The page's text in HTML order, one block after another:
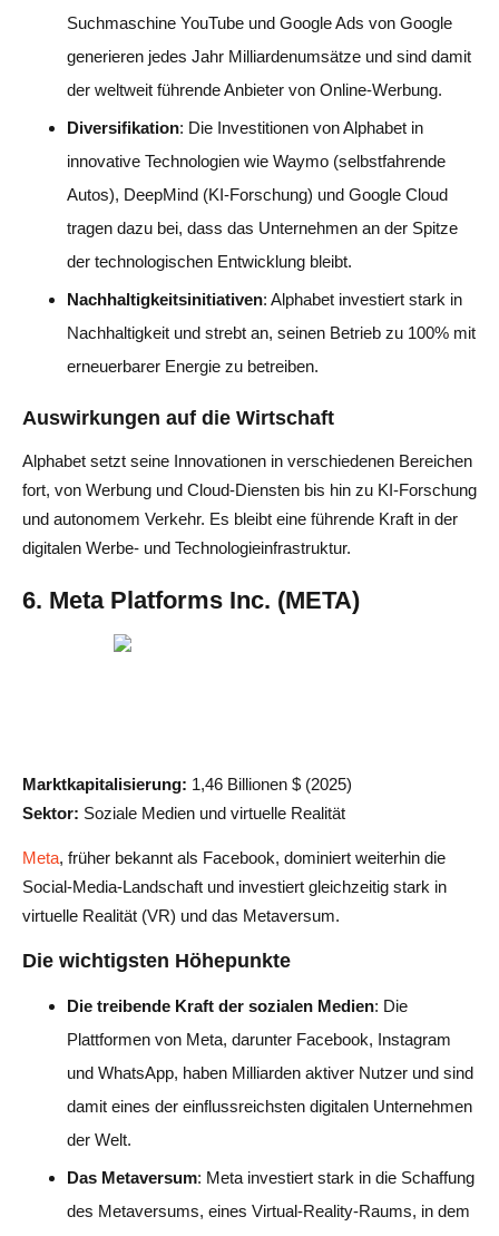
Suchmaschine YouTube und Google Ads von Google
generieren jedes Jahr Milliardenumsätze und sind damit
der weltweit führende Anbieter von Online-Werbung.
Diversifikation: Die Investitionen von Alphabet in
innovative Technologien wie Waymo (selbstfahrende
Autos), DeepMind (KI-Forschung) und Google Cloud
tragen dazu bei, dass das Unternehmen an der Spitze
der technologischen Entwicklung bleibt.
Nachhaltigkeitsinitiativen: Alphabet investiert stark in
Nachhaltigkeit und strebt an, seinen Betrieb zu 100% mit
erneuerbarer Energie zu betreiben.
Auswirkungen auf die Wirtschaft
Alphabet setzt seine Innovationen in verschiedenen Bereichen
fort, von Werbung und Cloud-Diensten bis hin zu KI-Forschung
und autonomem Verkehr. Es bleibt eine führende Kraft in der
digitalen Werbe- und Technologieinfrastruktur.
6. Meta Platforms Inc. (META)
Marktkapitalisierung: 1,46 Billionen $ (2025)
Sektor: Soziale Medien und virtuelle Realität
Meta, früher bekannt als Facebook, dominiert weiterhin die
Social-Media-Landschaft und investiert gleichzeitig stark in
virtuelle Realität (VR) und das Metaversum.
Die wichtigsten Höhepunkte
Die treibende Kraft der sozialen Medien: Die
Plattformen von Meta, darunter Facebook, Instagram
und WhatsApp, haben Milliarden aktiver Nutzer und sind
damit eines der einflussreichsten digitalen Unternehmen
der Welt.
Das Metaversum: Meta investiert stark in die Schaffung
des Metaversums, eines Virtual-Reality-Raums, in dem